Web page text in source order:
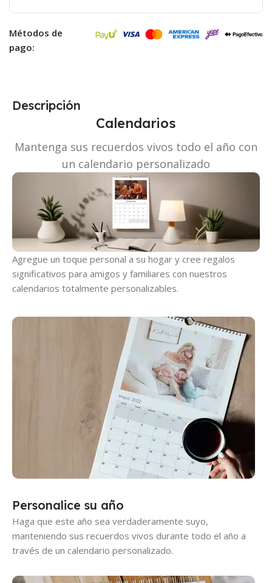
Métodos de
pago:
Descripción
Calendarios
Mantenga sus recuerdos vivos todo el año con
un calendario personalizado
Agregue un toque personal a su hogar y cree regalos
significativos para amigos y familiares con nuestros
calendarios totalmente personalizables.
Personalice su año
Haga que este año sea verdaderamente suyo,
manteniendo sus recuerdos vivos durante todo el año a
través de un calendario personalizado.